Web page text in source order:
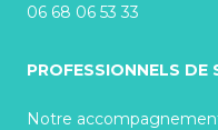
06 68 06 53 33
PROFESSIONNELS DE
Notre